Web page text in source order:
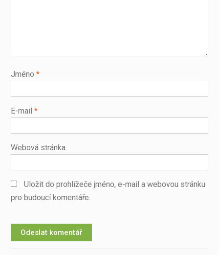
Jméno *
E-mail *
Webová stránka
Uložit do prohlížeče jméno, e-mail a webovou stránku
pro budoucí komentáře.